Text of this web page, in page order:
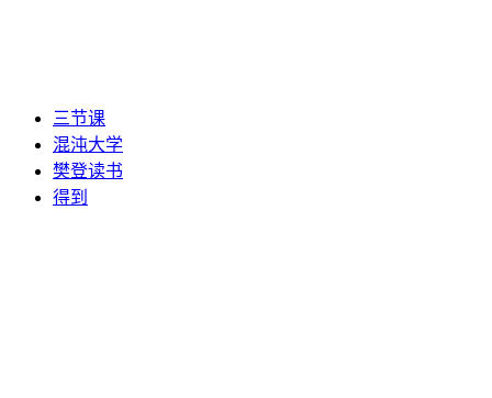
三节课
混沌大学
樊登读书
得到